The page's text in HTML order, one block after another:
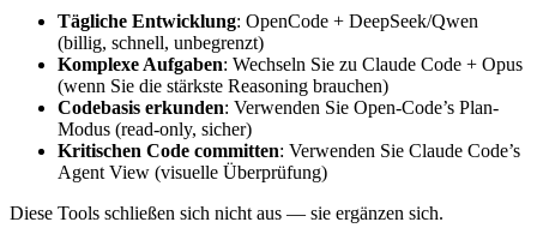
Tägliche Entwicklung: OpenCode + DeepSeek/Qwen
(billig, schnell, unbegrenzt)
Komplexe Aufgaben: Wechseln Sie zu Claude Code + Opus
(wenn Sie die stärkste Reasoning brauchen)
Codebasis erkunden: Verwenden Sie Open-Code’s Plan-
Modus (read-only, sicher)
Kritischen Code committen: Verwenden Sie Claude Code’s
Agent View (visuelle Überprüfung)
Diese Tools schließen sich nicht aus — sie ergänzen sich.